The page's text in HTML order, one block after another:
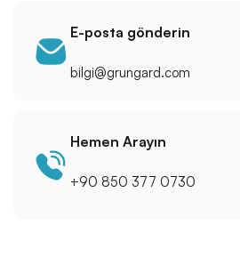
E-posta gönderin
bilgi@grungard.com
Hemen Arayın
+90 850 377 0730